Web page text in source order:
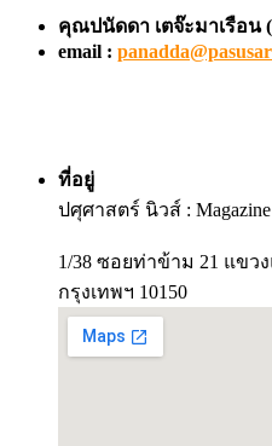
คุณปนัดดา เตจ๊ะมาเรือน
email :
ที่อยู่
ปศุศาสตร์ นิวส์ :
1/38 ซอยท่าข้าม 21 แขว
กรุงเทพฯ 10150